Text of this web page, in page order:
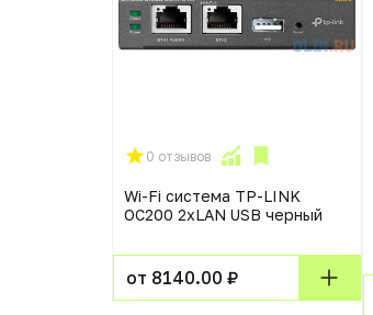
0 отзывов
Wi-Fi система TP-LINK
OC200 2xLAN USB черный
от 8140.00 ₽